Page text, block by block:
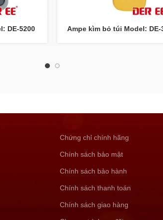
DE-5200 Ampe kìm bỏ túi Model: DE-
Chứng chỉ chính hãng
Chính sách bảo mật
Chính sách bảo hành
Chính sách thanh toán
Chính sách giao hàng